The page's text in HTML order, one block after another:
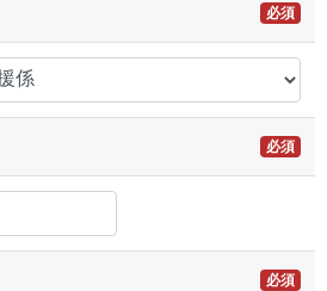
必須
必須
必須